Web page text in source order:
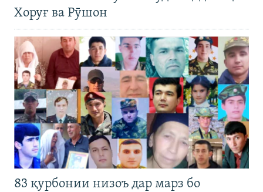
Хоруғ ва Рӯшон
83 қурбонии низоъ дар марз бо